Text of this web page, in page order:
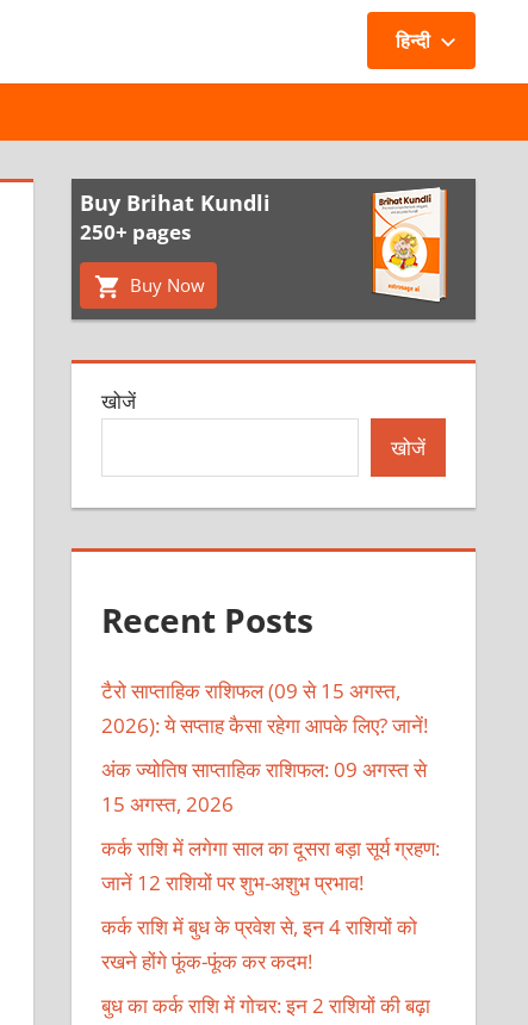
हिन्दी
Buy Brihat Kundli
250+ pages
Buy Now
खोजें
खोजें
Recent Posts
टैरो साप्ताहिक राशिफल (09 से 15 अगस्त,
2026): ये सप्ताह कैसा रहेगा आपके लिए? जानें!
अंक ज्योतिष साप्ताहिक राशिफल: 09 अगस्त से
15 अगस्त, 2026
कर्क राशि में लगेगा साल का दूसरा बड़ा सूर्य ग्रहण:
जानें 12 राशियों पर शुभ-अशुभ प्रभाव!
कर्क राशि में बुध के प्रवेश से, इन 4 राशियों को
रखने होंगे फूंक-फूंक कर कदम!
बुध का कर्क राशि में गोचर: इन 2 राशियों की बढ़ा